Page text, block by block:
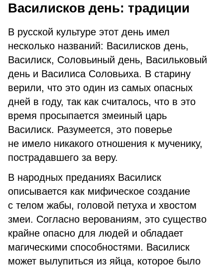
Василисков день: традиции
В русской культуре этот день имел
несколько названий: Василисков день,
Василиск, Соловьиный день, Васильковый
день и Василиса Соловьиха. В старину
верили, что это один из самых опасных
дней в году, так как считалось, что в это
время просыпается змеиный царь
Василиск. Разумеется, это поверье
не имело никакого отношения к мученику,
пострадавшего за веру.
В народных преданиях Василиск
описывается как мифическое создание
с телом жабы, головой петуха и хвостом
змеи. Согласно верованиям, это существо
крайне опасно для людей и обладает
магическими способностями. Василиск
может вылупиться из яйца, которое было